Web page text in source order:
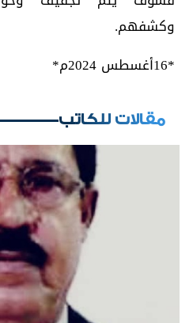
وكشفهم.
*16أغسطس 2024م*
مقالات للكاتب